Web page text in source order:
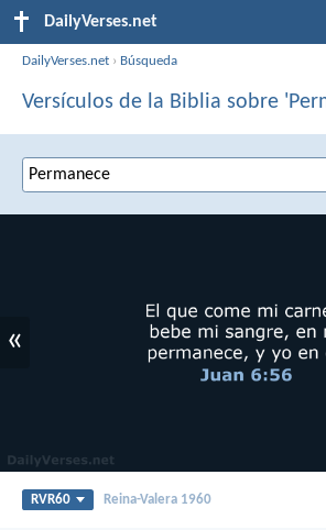
DailyVerses.net
DailyVerses.net › Búsqueda
Versículos de la Biblia sobre
«
RVR60 Reina-Valera 1960